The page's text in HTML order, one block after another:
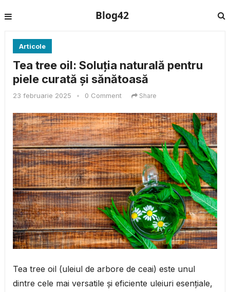
Blog42
Articole
Tea tree oil: Soluția naturală pentru
piele curată și sănătoasă
23 februarie 2025 • 0 Comment Share
Tea tree oil (uleiul de arbore de ceai) este unul
dintre cele mai versatile și eficiente uleiuri esențiale,